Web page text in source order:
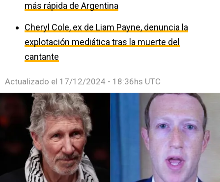
más rápida de Argentina
Cheryl Cole, ex de Liam Payne, denuncia la
explotación mediática tras la muerte del
cantante
Actualizado el 17/12/2024 - 18:36hs UTC